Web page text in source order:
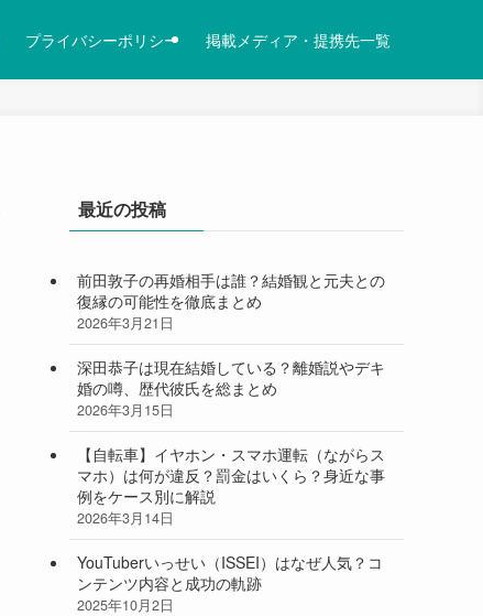
プライバシーポリシー 掲載メディア・提携先一覧
最近の投稿
前田敦子の再婚相手は誰？結婚観と元夫との
復縁の可能性を徹底まとめ
2026年3月21日
深田恭子は現在結婚している？離婚説やデキ
婚の噂、歴代彼氏を総まとめ
2026年3月15日
【自転車】イヤホン・スマホ運転（ながらス
マホ）は何が違反？罰金はいくら？身近な事
例をケース別に解説
2026年3月14日
YouTuberいっせい（ISSEI）はなぜ人気？コ
ンテンツ内容と成功の軌跡
2025年10月2日